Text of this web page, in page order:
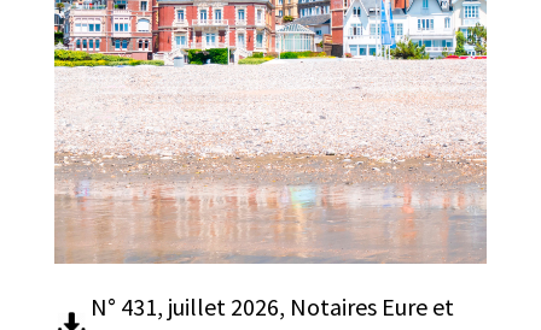
N° 431, juillet 2026, Notaires Eure et